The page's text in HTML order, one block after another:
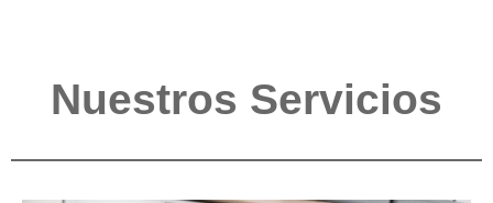
Nuestros Servicios